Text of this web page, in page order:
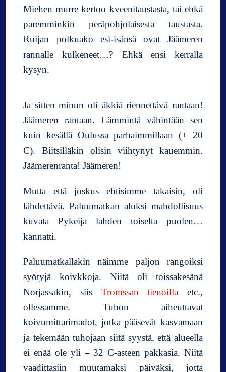
Miehen murre kertoo kveenitaustasta, tai ehkä
paremminkin peräpohjolaisesta taustasta.
Ruijan polkuako esi-isänsä ovat Jäämeren
rannalle kulkeneet…? Ehkä ensi kerralla
kysyn.
Ja sitten minun oli äkkiä riennettävä rantaan!
Jäämeren rantaan. Lämmintä vähintään sen
kuin kesällä Oulussa parhaimmillaan (+ 20
C). Biitsilläkin olisin viihtynyt kauemmin.
Jäämerenranta! Jäämeren!
Mutta että joskus ehtisimme takaisin, oli
lähdettävä. Paluumatkan aluksi mahdollisuus
kuvata Pykeija lahden toiselta puolen…
kannatti.
Paluumatkallakin näimme paljon rangoiksi
syötyjä koivkkoja. Niitä oli toissakesänä
Norjassakin, siis Tromssan tienoilla etc.,
ollessamme. Tuhon aiheuttavat
koivumittarimadot, jotka pääsevät kasvamaan
ja tekemään tuhojaan siitä syystä, että alueella
ei enää ole yli – 32 C-asteen pakkasia. Niitä
vaadittasiin muutamaksi päiväksi, jotta